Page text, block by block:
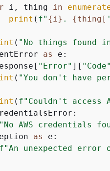
i, thing in
print ( f" { i} . {thing[
( "No things found
as e:
"Error" ][ "Code"
( "You don't have
( f"Couldn't access
"No AWS credentials
as e:
f"An unexpected error